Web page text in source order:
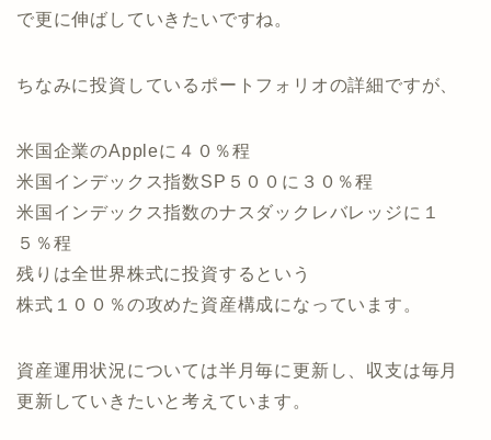
で更に伸ばしていきたいですね。
ちなみに投資しているポートフォリオの詳細ですが、
米国企業のAppleに４０％程
米国インデックス指数SP５００に３０％程
米国インデックス指数のナスダックレバレッジに１
５％程
残りは全世界株式に投資するという
株式１００％の攻めた資産構成になっています。
資産運用状況については半月毎に更新し、収支は毎月
更新していきたいと考えています。